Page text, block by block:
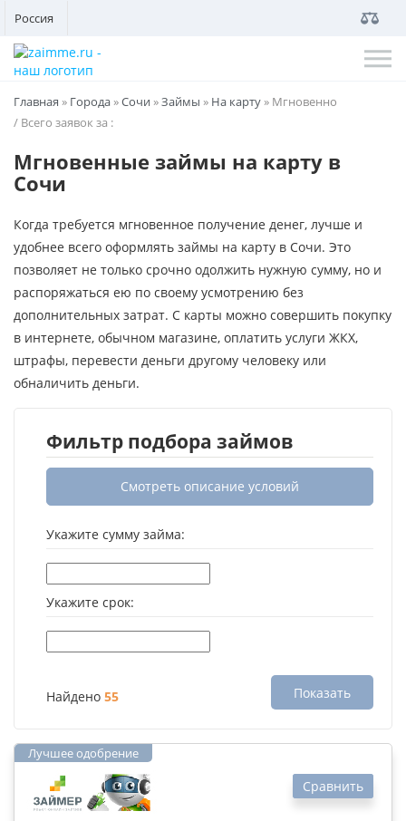
Россия
Главная » Города»Сочи »Займы » На карту» Мгновенно
/ Всего заявок за :
Мгновенные займы на карту в
Сочи
Когда требуется мгновенное получение денег, лучше и
удобнее всего оформлять займы на карту в Сочи. Это
позволяет не только срочно одолжить нужную сумму, но и
распоряжаться ею по своему усмотрению без
дополнительных затрат. С карты можно совершить покупку
в интернете, обычном магазине, оплатить услуги ЖКХ,
штрафы, перевести деньги другому человеку или
обналичить деньги.
Фильтр подбора займов
Смотреть описание условий
Укажите сумму займа:
Укажите срок:
Найдено 55 Показать
Сравнить